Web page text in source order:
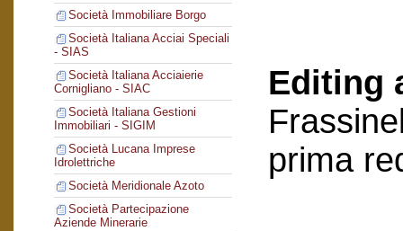
Società Immobiliare Borgo
Società Italiana Acciai Speciali
- SIAS
Società Italiana Acciaierie
Cornigliano - SIAC
Società Italiana Gestioni
Immobiliari - SIGIM
Società Lucana Imprese
Idrolettriche
Società Meridionale Azoto
Società Partecipazione
Aziende Minerarie
Editing
prima